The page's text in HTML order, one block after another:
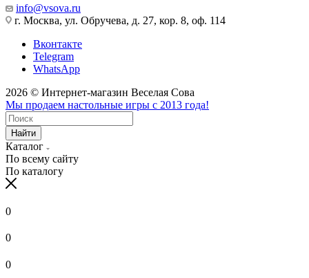
info@vsova.ru
г. Москва, ул. Обручева, д. 27, кор. 8, оф. 114
Вконтакте
Telegram
WhatsApp
2026 © Интернет-магазин Веселая Сова
Мы продаем настольные игры с 2013 года!
Найти
Каталог
По всему сайту
По каталогу
0
0
0